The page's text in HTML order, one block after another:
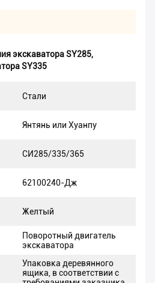
экскаватора SY285,
SY335
Стали
Янтянь или Хуанпу
СИ285/335/365
62100240-Дж
Желтый
Поворотный двигатель
экскаватора
Упаковка деревянного
ящика, в соответствии с